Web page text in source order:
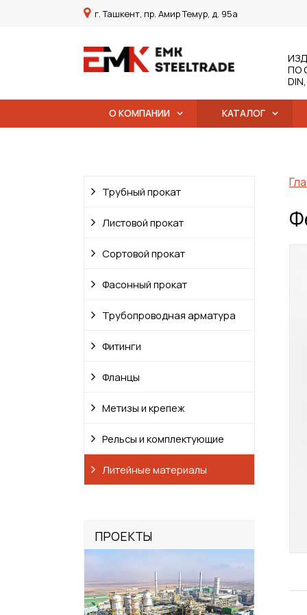
г. Ташкент, пр. Амир Темур, д. 95а
ПО
О КОМПАНИИ КАТАЛОГ
Трубный прокат
Листовой прокат
Сортовой прокат
Фасонный прокат
Трубопроводная арматура
Фитинги
Фланцы
Метизы и крепеж
Рельсы и комплектующие
Литейные материалы
ПРОЕКТЫ